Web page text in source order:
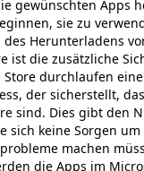
gewünschten Apps
sie zu
Herunterladens
ist die zusätzliche
Store durchlaufen
der sicherstellt,
sind. Dies gibt den
sich keine Sorgen
machen
die Apps im